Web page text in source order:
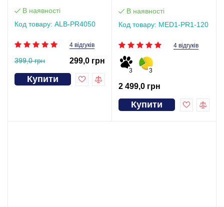
В наявності
Код товару: ALB-PR4050
4 відгуків
399,0 грн 299,0 грн
Купити
В наявності
Код товару: MED1-PR1-120
4 відгуків
3 3
2 499,0 грн
Купити